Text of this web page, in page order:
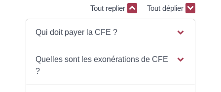
Tout replier Tout déplier
Qui doit payer la CFE ?
Quelles sont les exonérations de CFE
?